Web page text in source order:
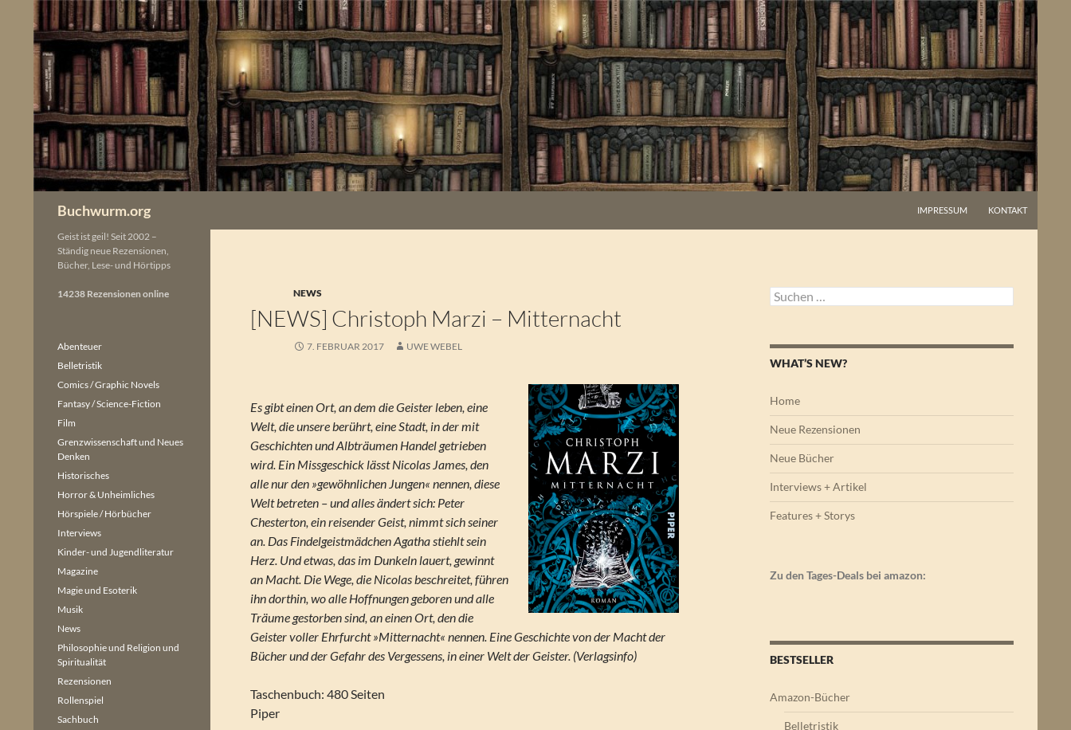
springen
Buchwurm.org IMPRESSUM KONTAKT
NEWS
[NEWS] Christoph Marzi – Mitternacht
7. FEBRUAR 2017 UWE WEBEL
Es gibt einen Ort, an dem die Geister leben, eine
Welt, die unsere berührt, eine Stadt, in der mit
Geschichten und Albträumen Handel getrieben
wird. Ein Missgeschick lässt Nicolas James, den
alle nur den »gewöhnlichen Jungen« nennen, diese
Welt betreten – und alles ändert sich: Peter
Chesterton, ein reisender Geist, nimmt sich seiner
an. Das Findelgeistmädchen Agatha stiehlt sein
Herz. Und etwas, das im Dunkeln lauert, gewinnt
an Macht. Die Wege, die Nicolas beschreitet, führen
ihn dorthin, wo alle Hoffnungen geboren und alle
Träume gestorben sind, an einen Ort, den die
Geister voller Ehrfurcht »Mitternacht« nennen. Eine Geschichte von der Macht der
Bücher und der Gefahr des Vergessens, in einer Welt der Geister. (Verlagsinfo)
Taschenbuch: 480 Seiten
Piper
Suchen
nach:
WHAT’S NEW?
Home
Neue Rezensionen
Neue Bücher
Interviews + Artikel
Features + Storys
Zu den Tages-Deals bei amazon:
BESTSELLER
Amazon-Bücher
Belletristik
Geist ist geil! Seit 2002 –
Ständig neue Rezensionen,
Bücher, Lese- und Hörtipps
14238 Rezensionen online
Abenteuer
Belletristik
Comics / Graphic Novels
Fantasy / Science-Fiction
Film
Grenzwissenschaft und Neues
Denken
Historisches
Horror & Unheimliches
Hörspiele / Hörbücher
Interviews
Kinder- und Jugendliteratur
Magazine
Magie und Esoterik
Musik
News
Philosophie und Religion und
Spiritualität
Rezensionen
Rollenspiel
Sachbuch